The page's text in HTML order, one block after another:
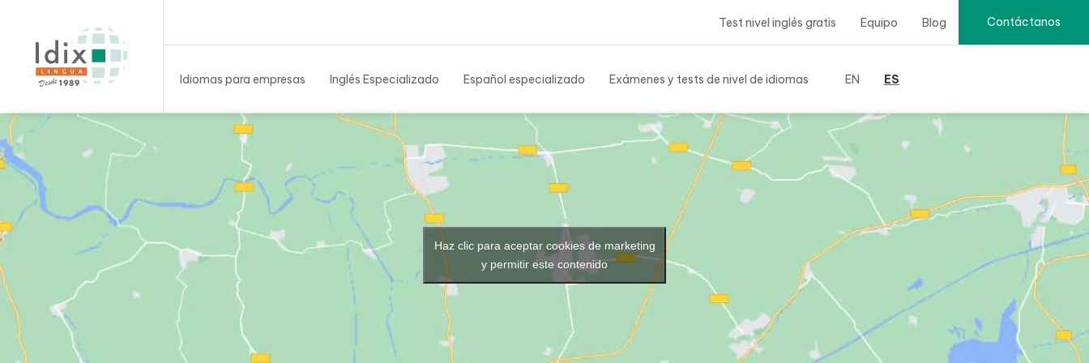
Test nivel inglés gratis Equipo Blog Contáctanos
Idiomas para empresas Inglés Especializado Español especializado Exámenes y tests de nivel de idiomas EN ES
Haz clic para aceptar cookies de marketing
y permitir este contenido